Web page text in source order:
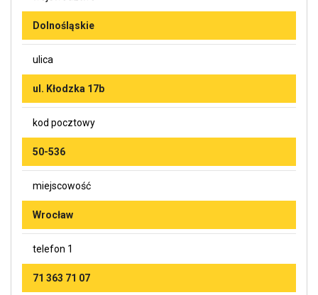
Dolnośląskie
ulica
ul. Kłodzka 17b
kod pocztowy
50-536
miejscowość
Wrocław
telefon 1
71 363 71 07